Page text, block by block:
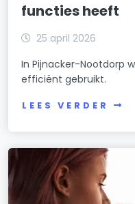
functies heeft
25 april 2026
In Pijnacker-Nootdorp
efficiënt gebruikt.
LEES VERDER